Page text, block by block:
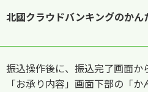
北國クラウドバンキングのか
回答
振込操作後に、振込完了画面か
「お承り内容」画面下部の「